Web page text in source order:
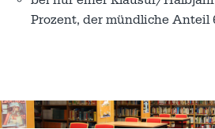
Prozent, der mündliche Anteil